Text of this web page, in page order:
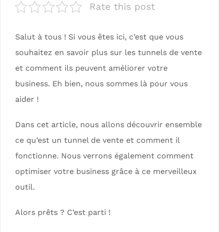
Rate this post
Salut à tous ! Si vous êtes ici, c’est que vous
souhaitez en savoir plus sur les tunnels de vente
et comment ils peuvent améliorer votre
business. Eh bien, nous sommes là pour vous
aider !
Dans cet article, nous allons découvrir ensemble
ce qu’est un tunnel de vente et comment il
fonctionne. Nous verrons également comment
optimiser votre business grâce à ce merveilleux
outil.
Alors prêts ? C’est parti !